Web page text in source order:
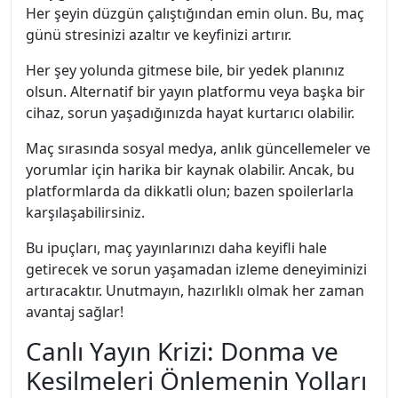
Her şeyin düzgün çalıştığından emin olun. Bu, maç
günü stresinizi azaltır ve keyfinizi artırır.
Her şey yolunda gitmese bile, bir yedek planınız
olsun. Alternatif bir yayın platformu veya başka bir
cihaz, sorun yaşadığınızda hayat kurtarıcı olabilir.
Maç sırasında sosyal medya, anlık güncellemeler ve
yorumlar için harika bir kaynak olabilir. Ancak, bu
platformlarda da dikkatli olun; bazen spoilerlarla
karşılaşabilirsiniz.
Bu ipuçları, maç yayınlarınızı daha keyifli hale
getirecek ve sorun yaşamadan izleme deneyiminizi
artıracaktır. Unutmayın, hazırlıklı olmak her zaman
avantaj sağlar!
Canlı Yayın Krizi: Donma ve
Kesilmeleri Önlemenin Yolları